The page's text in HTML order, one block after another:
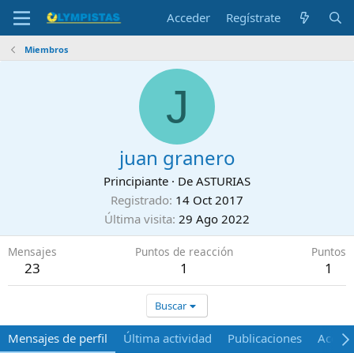
Acceder Regístrate
Miembros
J
juan granero
Principiante · De ASTURIAS
Registrado 14 Oct 2017
Última visita 29 Ago 2022
Mensajes
23
Puntos de reacción
1
Puntos
1
Buscar
Mensajes de perfil Última actividad Publicaciones Acerca